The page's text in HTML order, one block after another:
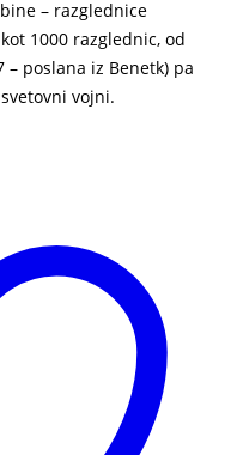
– razglednice
kot 1000 razglednic, od
– poslana iz Benetk) pa
vojni.